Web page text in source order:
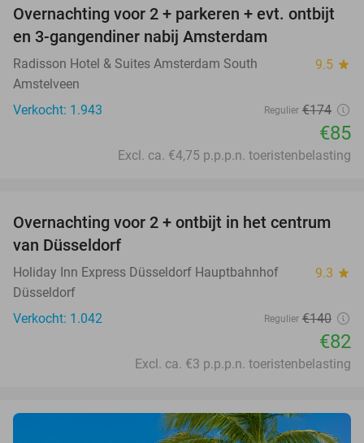
51%
Overnachting voor 2 + parkeren + evt. ontbijt
en 3-gangendiner nabij Amsterdam
Radisson Hotel & Suites Amsterdam South 9.5 star
Amstelveen
Verkocht: 1.943
Regulier €174
€85
Excl. ca. €4,75 p.p.p.n. toeristenbelasting
41%
Overnachting voor 2 + ontbijt in het centrum
van Düsseldorf
Holiday Inn Express Düsseldorf Hauptbahnhof 9.3 star
Düsseldorf
Verkocht: 1.042
Regulier €140
€82
Excl. ca. €3 p.p.p.n. toeristenbelasting